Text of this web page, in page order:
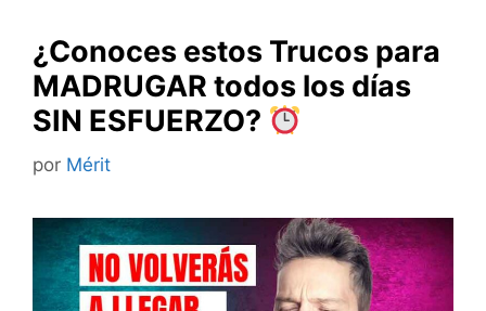
¿Conoces estos Trucos para
MADRUGAR todos los días
SIN ESFUERZO?
por Mérit